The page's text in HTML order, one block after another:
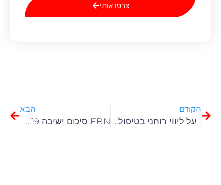
צרפו אותי
הקודם
| על ליווי רוחני בטיפול נמרץ
הבא
EBN סיכום ישיבה 9.8.2019